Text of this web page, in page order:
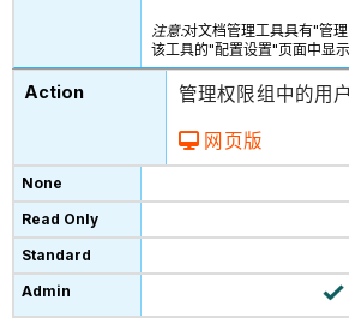
注意:对文档管理工具具有"管
该工具的"配置设置"页面中显
管理权限组中的用户
网页版